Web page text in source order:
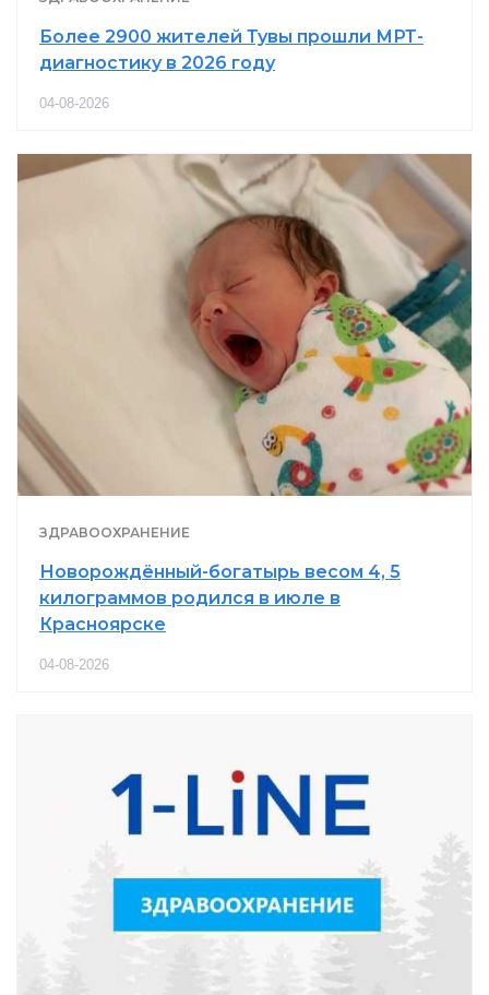
Более 2900 жителей Тувы прошли МРТ-
диагностику в 2026 году
04-08-2026
ЗДРАВООХРАНЕНИЕ
Новорождённый-богатырь весом 4, 5
килограммов родился в июле в
Красноярске
04-08-2026